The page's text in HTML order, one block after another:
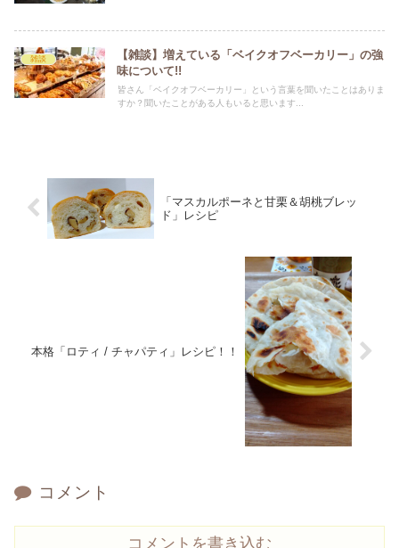
雑談
【雑談】増えている「ベイクオフベーカリー」の強
味について!!
皆さん「ベイクオフベーカリー」という言葉を聞いたことはありま
すか？聞いたことがある人もいると思います...
「マスカルポーネと甘栗＆胡桃ブレッ
ド」レシピ
本格「ロティ / チャパティ」レシピ！！
コメント
コメントを書き込む